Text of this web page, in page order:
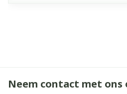
Neem contact met ons